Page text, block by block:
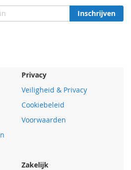
Inschrijven
Privacy
Veiligheid & Privacy
Cookiebeleid
Voorwaarden
Zakelijk